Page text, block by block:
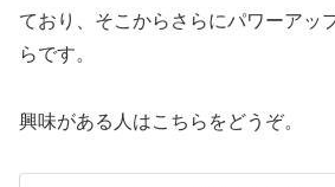
ており、そこからさらにパワーアッ
らです。
興味がある人はこちらをどうぞ。